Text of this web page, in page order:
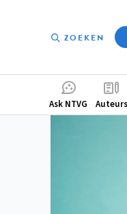
ZOEKEN
Ask NTVG Auteurs